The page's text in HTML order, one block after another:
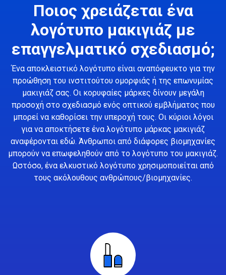
Ποιος χρειάζεται ένα
λογότυπο μακιγιάζ με
επαγγελματικό σχεδιασμό;
Ένα αποκλειστικό λογότυπο είναι αναπόφευκτο για την
προώθηση του ινστιτούτου ομορφιάς ή της επωνυμίας
μακιγιάζ σας. Οι κορυφαίες μάρκες δίνουν μεγάλη
προσοχή στο σχεδιασμό ενός οπτικού εμβλήματος που
μπορεί να καθορίσει την υπεροχή τους. Οι κύριοι λόγοι
για να αποκτήσετε ένα λογότυπο μάρκας μακιγιάζ
αναφέρονται εδώ. Άνθρωποι από διάφορες βιομηχανίες
μπορούν να επωφεληθούν από το λογότυπο του μακιγιάζ.
Ωστόσο, ένα ελκυστικό λογότυπο χρησιμοποιείται από
τους ακόλουθους ανθρώπους/βιομηχανίες.